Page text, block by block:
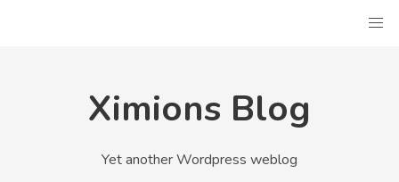
Ximions Blog
Yet another Wordpress weblog